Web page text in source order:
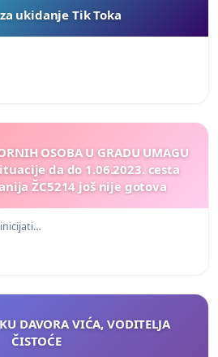
ukidanje Tik Toka
OSOBA U GRADU UMAGU
da do 1.06.2023. cesta
Zambratija-Bašanija ŽC5214 još nije gotova
DAVORA VIĆA, VODITELJA
ČISTOĆE